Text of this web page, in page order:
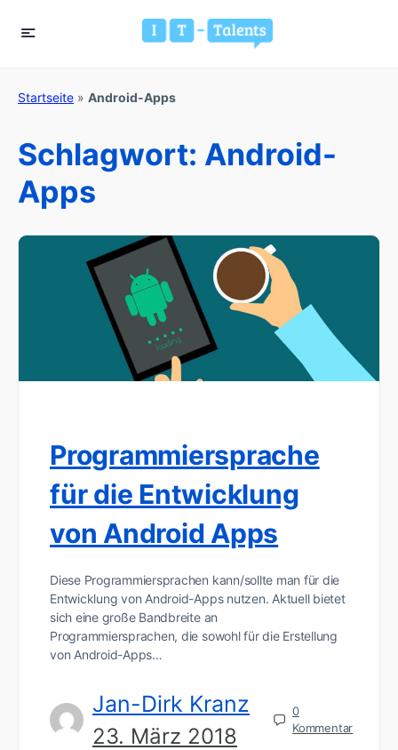
Startseite » Android-Apps
Schlagwort: Android-
Apps
Programmiersprache
für die Entwicklung
von Android Apps
Diese Programmiersprachen kann/sollte man für die
Entwicklung von Android-Apps nutzen. Aktuell bietet
sich eine große Bandbreite an
Programmiersprachen, die sowohl für die Erstellung
von Android-Apps…
Jan-Dirk Kranz
23. März 2018
0
Kommentar